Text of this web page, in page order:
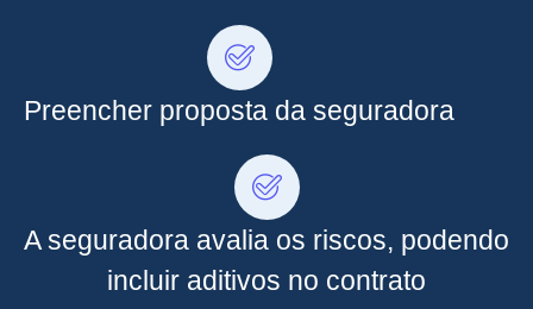
Preencher proposta da seguradora
A seguradora avalia os riscos, podendo
incluir aditivos no contrato